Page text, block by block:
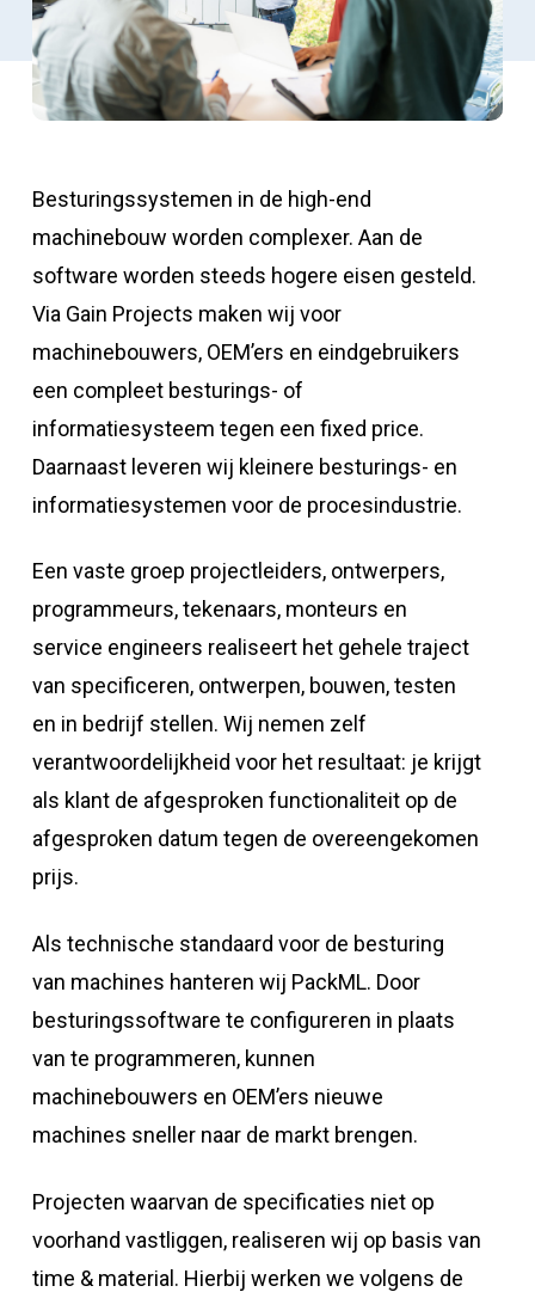
Besturingssystemen in de high-end
machinebouw worden complexer. Aan de
software worden steeds hogere eisen gesteld.
Via Gain Projects maken wij voor
machinebouwers, OEM’ers en eindgebruikers
een compleet besturings- of
informatiesysteem tegen een fixed price.
Daarnaast leveren wij kleinere besturings- en
informatiesystemen voor de procesindustrie.
Een vaste groep projectleiders, ontwerpers,
programmeurs, tekenaars, monteurs en
service engineers realiseert het gehele traject
van specificeren, ontwerpen, bouwen, testen
en in bedrijf stellen. Wij nemen zelf
verantwoordelijkheid voor het resultaat: je krijgt
als klant de afgesproken functionaliteit op de
afgesproken datum tegen de overeengekomen
prijs.
Als technische standaard voor de besturing
van machines hanteren wij PackML. Door
besturingssoftware te configureren in plaats
van te programmeren, kunnen
machinebouwers en OEM’ers nieuwe
machines sneller naar de markt brengen.
Projecten waarvan de specificaties niet op
voorhand vastliggen, realiseren wij op basis van
time & material. Hierbij werken we volgens de